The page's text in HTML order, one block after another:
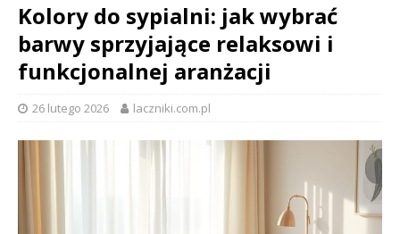
Kolory do sypialni: jak wybrać
barwy sprzyjające relaksowi i
funkcjonalnej aranżacji
26 lutego 2026 laczniki.com.pl